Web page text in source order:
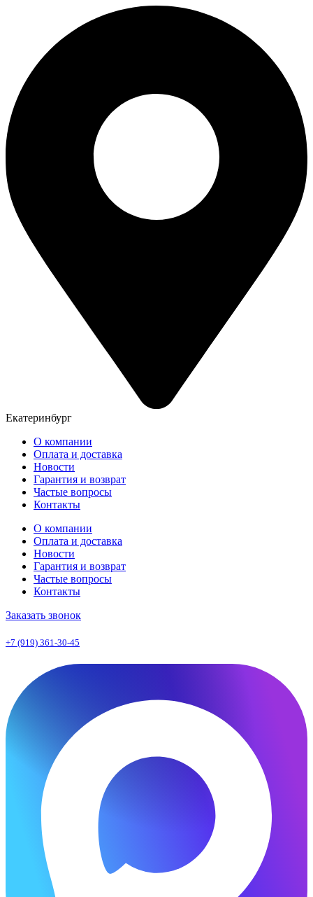
содержимому
Екатеринбург
О компании
Оплата и доставка
Новости
Гарантия и возврат
Частые вопросы
Контакты
О компании
Оплата и доставка
Новости
Гарантия и возврат
Частые вопросы
Контакты
Заказать звонок
+7 (919) 361-30-45